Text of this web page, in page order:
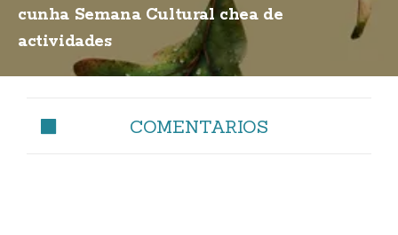
cunha Semana Cultural chea de
actividades
COMENTARIOS